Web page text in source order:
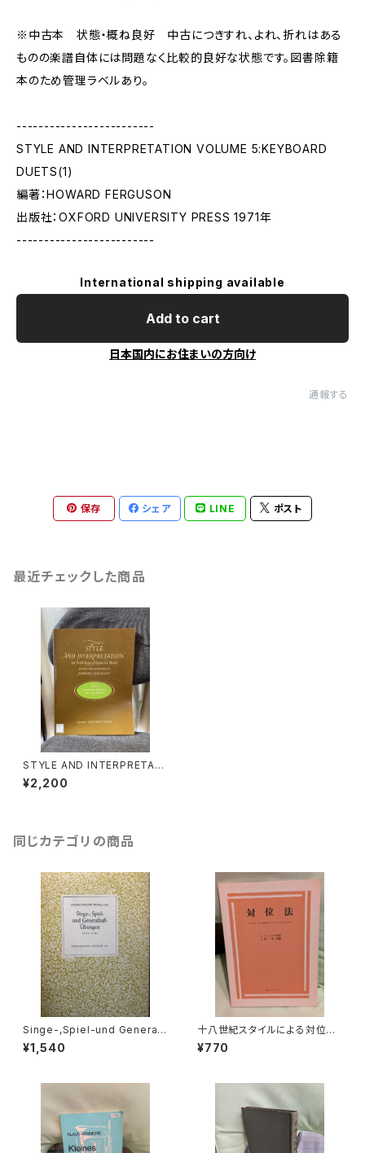
※中古本 状態・概ね良好 中古につきすれ、よれ、折れはある
ものの楽譜自体には問題なく比較的良好な状態です。図書除籍
本のため管理ラベルあり。
-------------------------
STYLE AND INTERPRETATION VOLUME 5:KEYBOARD
DUETS(1)
編著：HOWARD FERGUSON
出版社：OXFORD UNIVERSITY PRESS 1971年
-------------------------
International shipping available
Add to cart
日本国内にお住まいの方向け
通報する
保存 シェア LINE ポスト
最近チェックした商品
STYLE AND INTERPRETATI
ON VOLUME 5:KEYBOARD
DUETS(1)【編著：HOWARD F
¥2,200
同じカテゴリの商品
Singe-,Spiel-und General
maß-Übungen 1733-1734
【著：Georg Philipp Telem
¥1,540
十八世紀スタイルによる対位法
【著者：E.クシェネク 訳・編著：
上田昭】出版社：東京コレギウム
¥770